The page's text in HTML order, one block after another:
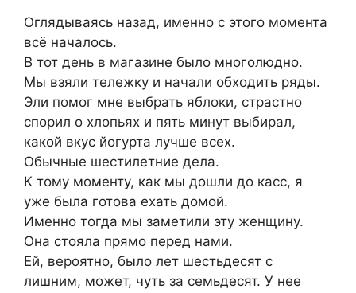
Оглядываясь назад, именно с этого момента
всё началось.
В тот день в магазине было многолюдно.
Мы взяли тележку и начали обходить ряды.
Эли помог мне выбрать яблоки, страстно
спорил о хлопьях и пять минут выбирал,
какой вкус йогурта лучше всех.
Обычные шестилетние дела.
К тому моменту, как мы дошли до касс, я
уже была готова ехать домой.
Именно тогда мы заметили эту женщину.
Она стояла прямо перед нами.
Ей, вероятно, было лет шестьдесят с
лишним, может, чуть за семьдесят. У нее